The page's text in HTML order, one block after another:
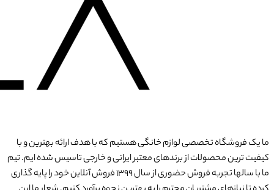
ما یک فروشگاه تخصصی لوازم خانگی هستیم که با هدف ارائه بهترین و با
کیفیت ترین محصولات از برندهای معتبر ایرانی و خارجی تاسیس شده ایم. تیم
ما با سالها تجربه فروش حضوری از سال 1399 فروش آنلاین خود را پایه گذاری